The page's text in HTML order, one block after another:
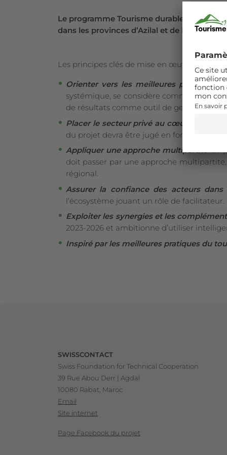
Le programme Tourisme durable Suisse
dans les provinces d’Azilal et de Béni Mellal-
Les principes clés de mise en œuvre du
Orienter vers les meilleures pratiques
systémique, se considère comme un
de résultats comme outil de gestion clé.
Placer le secteur privé au cœur du projet
du projet devra être jugé en fonction de
Appliquer une approche multipartite. Le
doit passer par une approche
régional.
Assurer la confiance des acteurs
l’écosystème jouant un rôle de
Exploiter les synergies et les
2023-2026 et ambitionne d’utiliser
Inspiré par les meilleures pratiques du
SWISSCONTACT
Swiss Foundation for Technical Cooperation
39 Rue Abou Derr | Agdal
10080 Rabat, Maroc
Email
Site internet
Page Facebook du projet